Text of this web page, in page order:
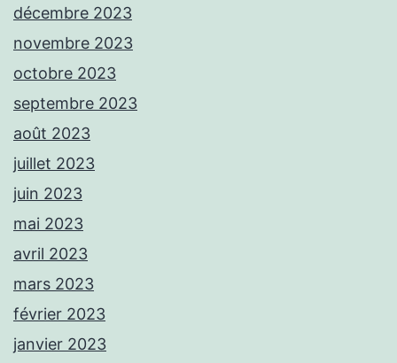
décembre 2023
novembre 2023
octobre 2023
septembre 2023
août 2023
juillet 2023
juin 2023
mai 2023
avril 2023
mars 2023
février 2023
janvier 2023